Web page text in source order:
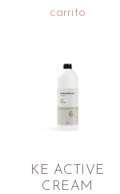
carrito
KE ACTIVE
CREAM